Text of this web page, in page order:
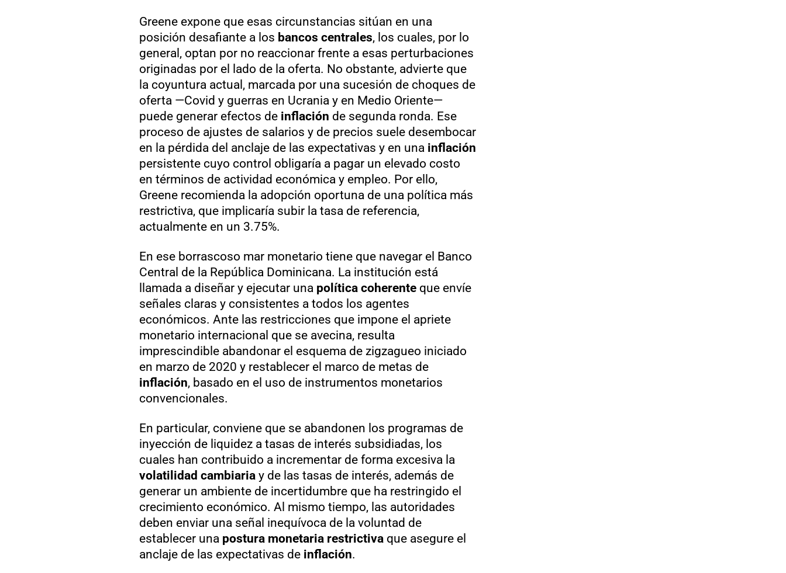
Greene expone que esas circunstancias sitúan en una
posición desafiante a los bancos centrales, los cuales, por lo
general, optan por no reaccionar frente a esas perturbaciones
originadas por el lado de la oferta. No obstante, advierte que
la coyuntura actual, marcada por una sucesión de choques de
oferta —Covid y guerras en Ucrania y en Medio Oriente—
puede generar efectos de inflación de segunda ronda. Ese
proceso de ajustes de salarios y de precios suele desembocar
en la pérdida del anclaje de las expectativas y en una inflación
persistente cuyo control obligaría a pagar un elevado costo
en términos de actividad económica y empleo. Por ello,
Greene recomienda la adopción oportuna de una política más
restrictiva, que implicaría subir la tasa de referencia,
actualmente en un 3.75%.
En ese borrascoso mar monetario tiene que navegar el Banco
Central de la República Dominicana. La institución está
llamada a diseñar y ejecutar una política coherenteque envíe
señales claras y consistentes a todos los agentes
económicos. Ante las restricciones que impone el apriete
monetario internacional que se avecina, resulta
imprescindible abandonar el esquema de zigzagueo iniciado
en marzo de 2020 y restablecer el marco de metas de
inflación, basado en el uso de instrumentos monetarios
convencionales.
En particular, conviene que se abandonen los programas de
inyección de liquidez a tasas de interés subsidiadas, los
cuales han contribuido a incrementar de forma excesiva la
volatilidad cambiariay de las tasas de interés, además de
generar un ambiente de incertidumbre que ha restringido el
crecimiento económico. Al mismo tiempo, las autoridades
deben enviar una señal inequívoca de la voluntad de
establecer una postura monetaria restrictivaque asegure el
anclaje de las expectativas de inflación.